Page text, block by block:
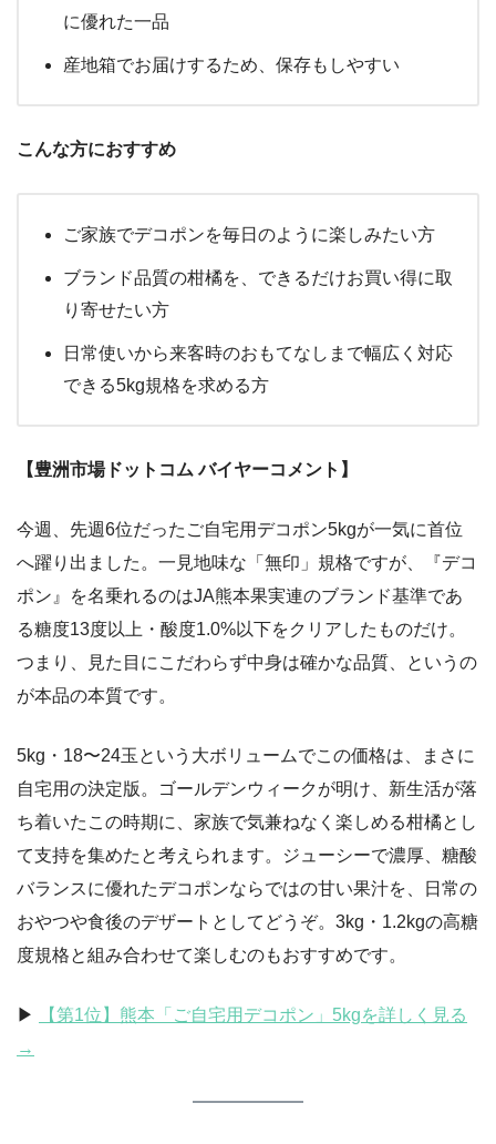
に優れた一品
産地箱でお届けするため、保存もしやすい
こんな方におすすめ
ご家族でデコポンを毎日のように楽しみたい方
ブランド品質の柑橘を、できるだけお買い得に取
り寄せたい方
日常使いから来客時のおもてなしまで幅広く対応
できる5kg規格を求める方
【豊洲市場ドットコム バイヤーコメント】
今週、先週6位だったご自宅用デコポン5kgが一気に首位
へ躍り出ました。一見地味な「無印」規格ですが、『デコ
ポン』を名乗れるのはJA熊本果実連のブランド基準であ
る糖度13度以上・酸度1.0%以下をクリアしたものだけ。
つまり、見た目にこだわらず中身は確かな品質、というの
が本品の本質です。
5kg・18〜24玉という大ボリュームでこの価格は、まさに
自宅用の決定版。ゴールデンウィークが明け、新生活が落
ち着いたこの時期に、家族で気兼ねなく楽しめる柑橘とし
て支持を集めたと考えられます。ジューシーで濃厚、糖酸
バランスに優れたデコポンならではの甘い果汁を、日常の
おやつや食後のデザートとしてどうぞ。3kg・1.2kgの高糖
度規格と組み合わせて楽しむのもおすすめです。
▶︎
【第1位】熊本「ご自宅用デコポン」5kgを詳しく見る
→